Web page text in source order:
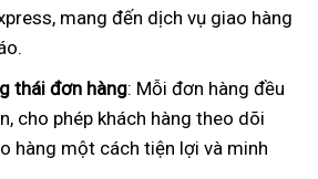
mang đến dịch vụ giao hàng
thái đơn hàng: Mỗi đơn hàng đều
cho phép khách hàng theo dõi
hàng một cách tiện lợi và minh